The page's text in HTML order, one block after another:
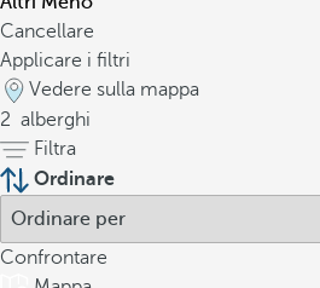
Cancellare
Applicare i filtri
Vedere sulla mappa
2 alberghi
Filtra
Ordinare
Confrontare